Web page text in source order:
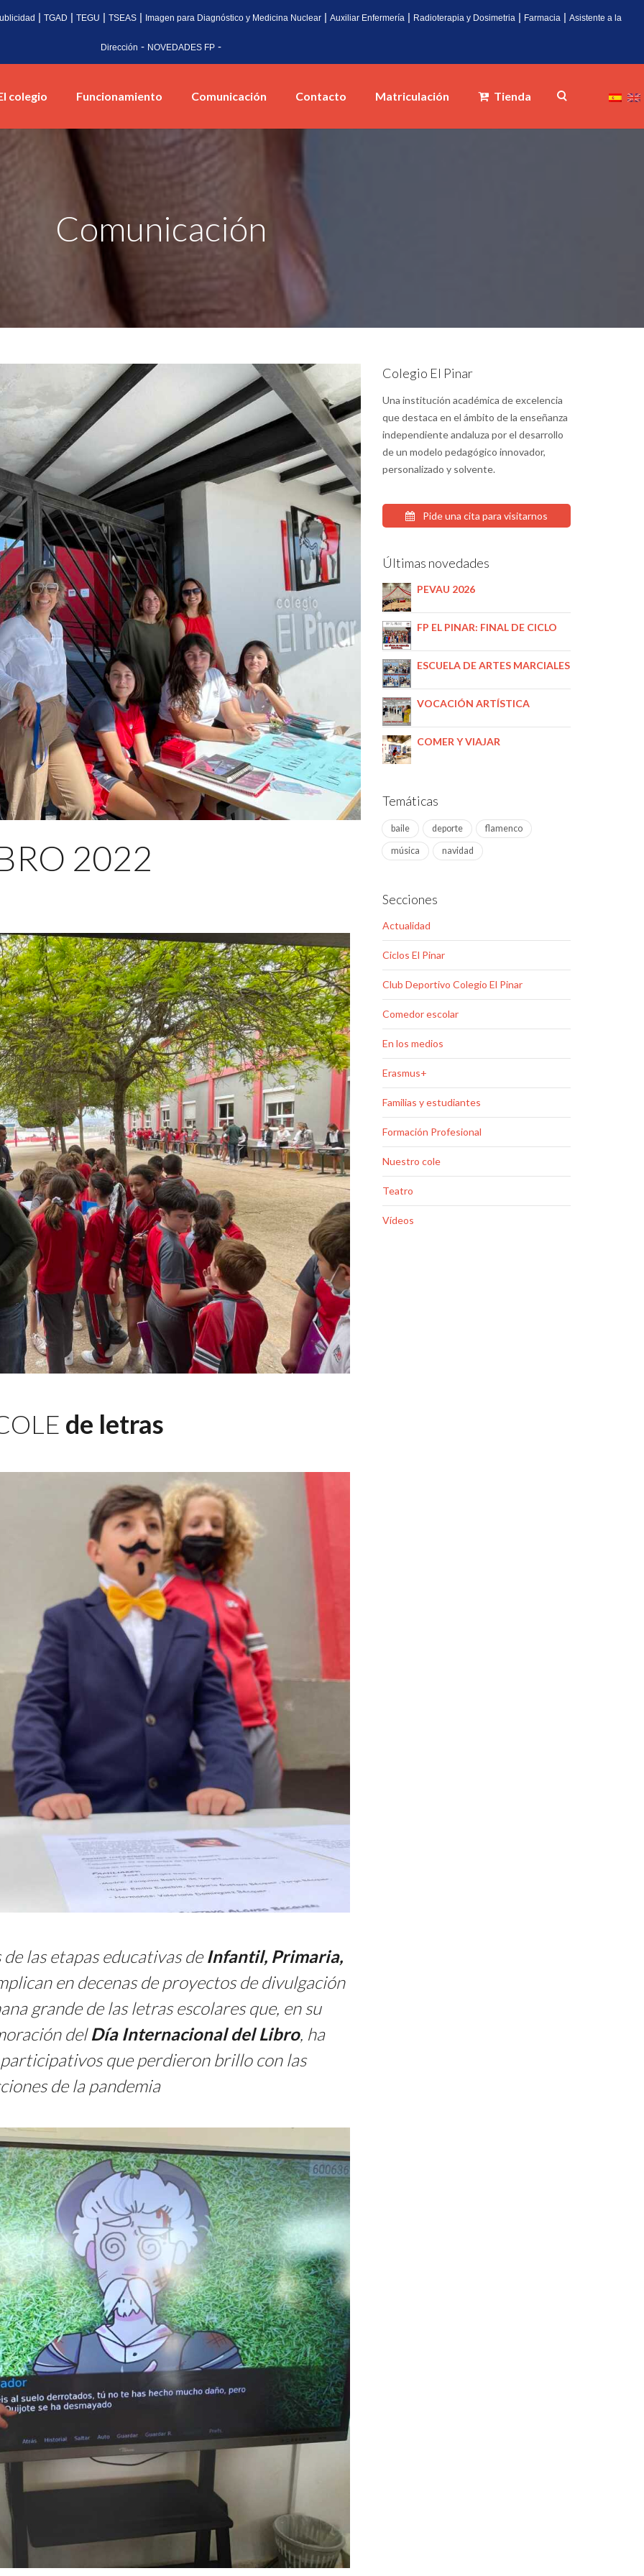
| TGAD | TEGU | TSEAS | Imagen para Diagnóstico y Medicina Nuclear | Auxiliar Enfermería | Radioterapia y Dosimetria | Farmacia | Asistente a la
Dirección - NOVEDADES FP -
colegio Funcionamiento Comunicación Contacto Matriculación Tienda
Comunicación
2022
de letras
las etapas educativas de Infantil, Primaria,
en decenas de proyectos de divulgación
grande de las letras escolares que, en su
delDía Internacional del Libro, ha
que perdieron brillo con las
de la pandemia
Colegio El Pinar
Una institución académica de excelencia
que destaca en el ámbito de la enseñanza
independiente andaluza por el desarrollo
de un modelo pedagógico innovador,
personalizado y solvente.
Pide una cita para visitarnos
Últimas novedades
PEVAU 2026
FP EL PINAR: FINAL DE CICLO
ESCUELA DE ARTES MARCIALES
VOCACIÓN ARTÍSTICA
COMER Y VIAJAR
Temáticas
baile deporte flamenco
música navidad
Secciones
Actualidad
Ciclos El Pinar
Club Deportivo Colegio El Pinar
Comedor escolar
En los medios
Erasmus+
Familias y estudiantes
Formación Profesional
Nuestro cole
Teatro
Vídeos